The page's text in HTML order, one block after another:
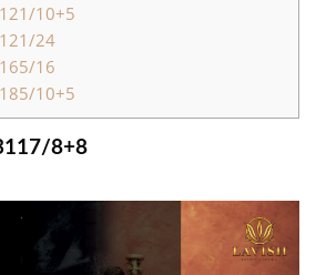
10+5
24
16
10+5
8+8